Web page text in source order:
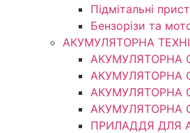
Підмітальні
Бензорізи та
АКУМУЛЯТОРНА
АКУМУЛЯТОРНА
АКУМУЛЯТОРНА
АКУМУЛЯТОРНА
АКУМУЛЯТОРНА
ПРИЛАДДЯ ДЛЯ